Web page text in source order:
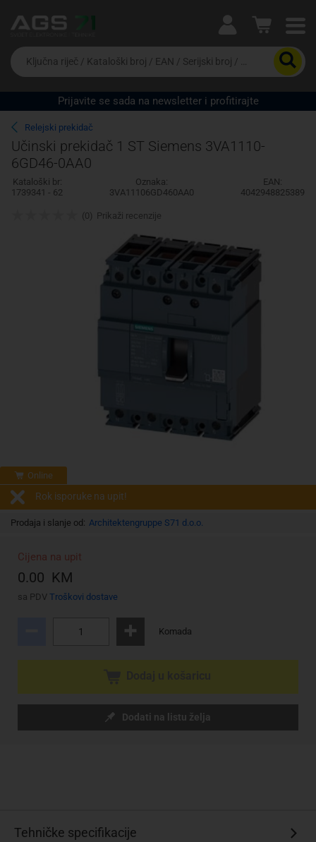
Ova postavka prilagođava asortiman proizvoda i
cijene vašim potrebama.
Da
biste
potražili
proizvod,
unesite
ključnu
riječ,
kataloški
broj,
EAN
ili
Prijavite se sada na newsletter i profitirajte
Relejski prekidač
Učinski prekidač 1 ST Siemens 3VA1110-
6GD46-0AA0
Kataloški br:
1739341 - 62
Oznaka:
3VA11106GD460AA0
EAN:
4042948825389
Online
Rok isporuke na upit!
Prodaja i slanje od: Architektengruppe S71 d.o.o.
Cijena na upit
0.00 KM
sa PDV Troškovi dostave
Komada
Dodati na listu želja
(0) Prikaži recenzije
Tehničke specifikacije